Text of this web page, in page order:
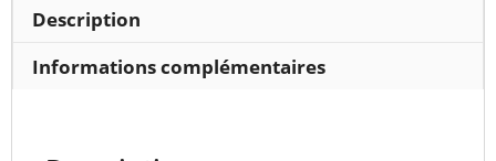
Description
Informations complémentaires